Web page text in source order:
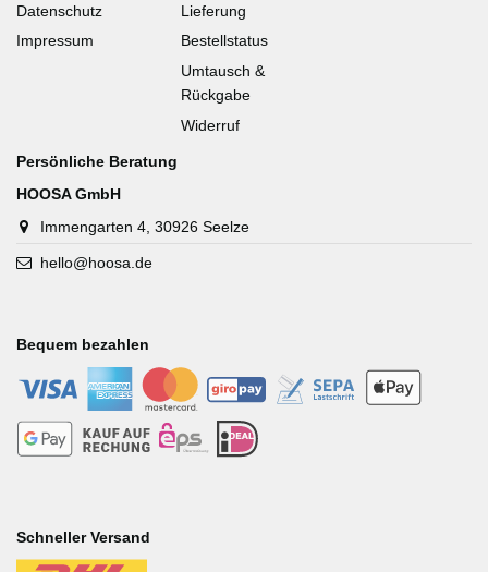
Datenschutz
Impressum
Lieferung
Bestellstatus
Umtausch &
Rückgabe
Widerruf
Persönliche Beratung
HOOSA GmbH
Immengarten 4, 30926 Seelze
hello@hoosa.de
Bequem bezahlen
-
- - - -
- - - -
Schneller Versand